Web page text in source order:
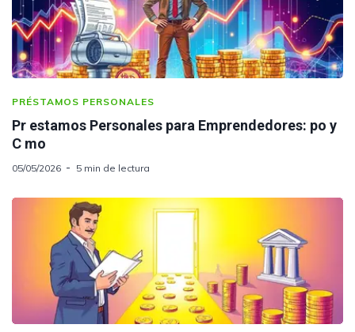
PRÉSTAMOS PERSONALES
Pr estamos Personales para Emprendedores: po y
C mo
05/05/2026 5 min de lectura